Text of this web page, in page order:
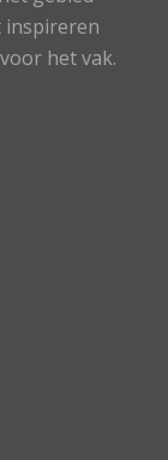
inspireren
het vak.